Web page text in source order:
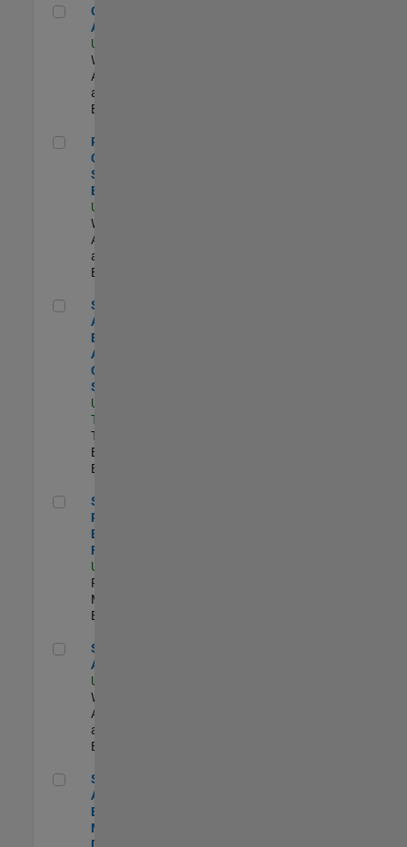
Cloud Solution Architect
Cloud Solution
Architect
US-MA-Natick
Web
Applications
and Services |
Experimentado
Principal Cloud Software Engineer
Principal
Cloud
Software
Engineer
US-MA-Natick
Web
Applications
and Services |
Experimentado
Senior Application Engineer - Aerospace - Control Systems
Senior
Application
Engineer -
Aerospace -
Control
Systems
US-CA-
Torrance
Technical Sales
Engineering |
Experimentado
Senior Product Engineer - FPGA / ASIC
Senior
Product
Engineer -
FPGA / ASIC
US-MA-Natick
Product
Marketing |
Experimentado
Senior Applied AI Engineer
Senior Applied
AI Engineer
US-MA-Natick
Web
Applications
and Services |
Experimentado
Senior Application Engineer - Model-Based Design
Senior
Application
Engineer -
Model-Based
Design